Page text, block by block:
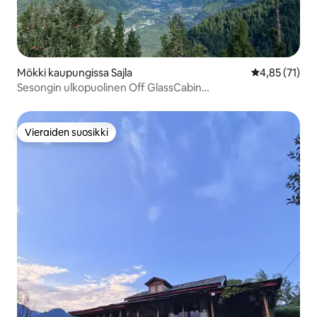
Mökki kaupungissa Sajla
4,85 (71)
Sesongin ulkopuolinen Off GlassCabin
Vieraiden suosikki
Vieraiden suosikki